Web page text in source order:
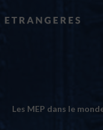
Les MEP dans le